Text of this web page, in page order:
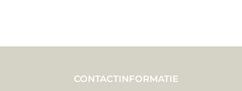
CONTACTINFORMATIE